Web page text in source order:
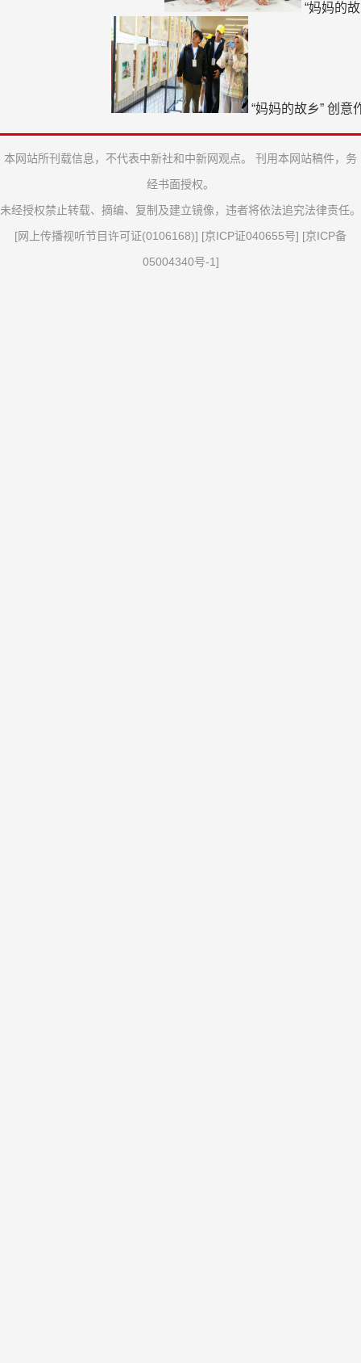
“妈妈的
“妈妈的故乡” 创
本网站所刊载信息，不代表中新社和中新网观点。 刊用本网站稿件，务
经书面授权。
未经授权禁止转载、摘编、复制及建立镜像，违者将依法追究法律责任。
[网上传播视听节目许可证(0106168)] [京ICP证040655号] [京ICP备
05004340号-1]